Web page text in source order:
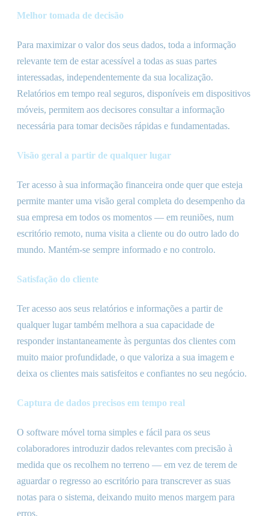
Melhor tomada de decisão
Para maximizar o valor dos seus dados, toda a informação
relevante tem de estar acessível a todas as suas partes
interessadas, independentemente da sua localização.
Relatórios em tempo real seguros, disponíveis em dispositivos
móveis, permitem aos decisores consultar a informação
necessária para tomar decisões rápidas e fundamentadas.
Visão geral a partir de qualquer lugar
Ter acesso à sua informação financeira onde quer que esteja
permite manter uma visão geral completa do desempenho da
sua empresa em todos os momentos — em reuniões, num
escritório remoto, numa visita a cliente ou do outro lado do
mundo. Mantém-se sempre informado e no controlo.
Satisfação do cliente
Ter acesso aos seus relatórios e informações a partir de
qualquer lugar também melhora a sua capacidade de
responder instantaneamente às perguntas dos clientes com
muito maior profundidade, o que valoriza a sua imagem e
deixa os clientes mais satisfeitos e confiantes no seu negócio.
Captura de dados precisos em tempo real
O software móvel torna simples e fácil para os seus
colaboradores introduzir dados relevantes com precisão à
medida que os recolhem no terreno — em vez de terem de
aguardar o regresso ao escritório para transcrever as suas
notas para o sistema, deixando muito menos margem para
erros.